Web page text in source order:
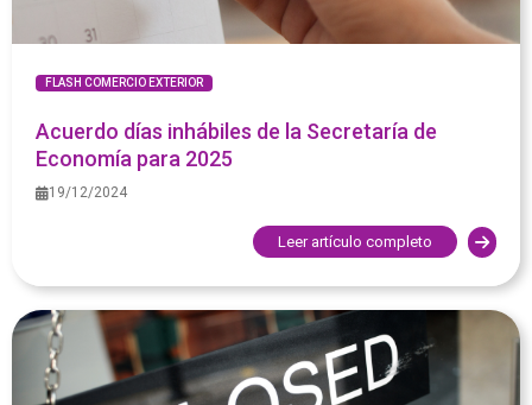
FLASH COMERCIO EXTERIOR
Acuerdo días inhábiles de la Secretaría de
Economía para 2025
19/12/2024
Leer artículo completo